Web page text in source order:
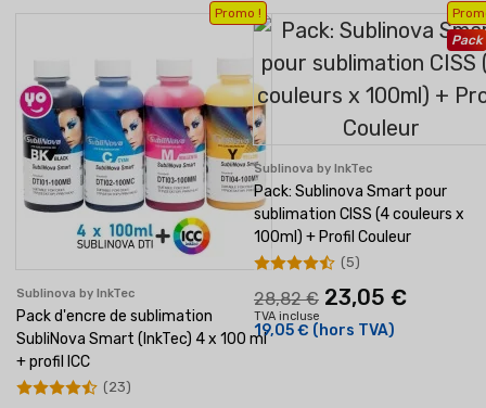
Promo !
Sublinova by InkTec
Pack d'encre de sublimation
SubliNova Smart (InkTec) 4 x 100 ml
+ profil ICC
(23)
Pack
Sublinova by InkTec
Pack: Sublinova Smart pour
sublimation CISS (4 couleurs x
100ml) + Profil Couleur
28,82 € 23,05 €
TVA incluse
19,05 € (hors TVA)
(5)